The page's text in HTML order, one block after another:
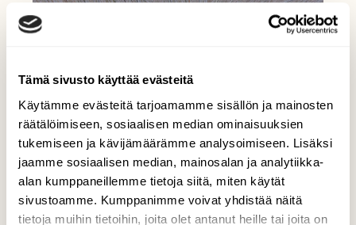
Tämä sivusto käyttää evästeitä
Käytämme evästeitä tarjoamamme sisällön ja mainosten
räätälöimiseen, sosiaalisen median ominaisuuksien
tukemiseen ja kävijämäärämme analysoimiseen. Lisäksi
jaamme sosiaalisen median, mainosalan ja analytiikka-
alan kumppaneillemme tietoja siitä, miten käytät
sivustoamme. Kumppanimme voivat yhdistää näitä
tietoja muihin tietoihin, joita olet antanut heille tai joita on